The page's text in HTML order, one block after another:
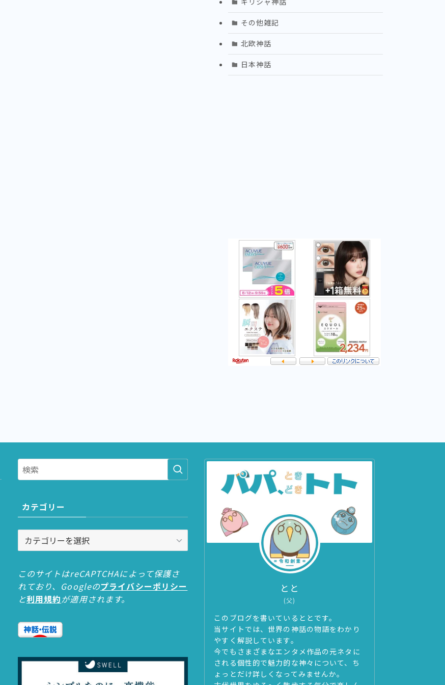
その他雑記
北欧神話
日本神話
カテゴリー
テ
リ
ー
このサイトはreCAPTCHAによって保護さ
れており、Googleのプライバシーポリシー
と利用規約が適用されます。
とと
(父)
このブログを書いているととです。
当サイトでは、世界の神話の物語をわかり
やすく解説しています。
今でもさまざまなエンタメ作品の元ネタに
される個性的で魅力的な神々について、ち
ょっとだけ詳しくなってみませんか。